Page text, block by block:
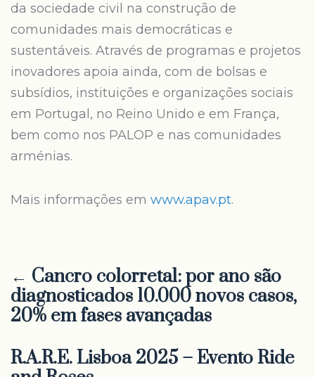
da sociedade civil na construção de
comunidades mais democráticas e
sustentáveis. Através de programas e projetos
inovadores apoia ainda, com de bolsas e
subsídios, instituições e organizações sociais
em Portugal, no Reino Unido e em França,
bem como nos PALOP e nas comunidades
arménias.
Mais informações em www.apav.pt.
← Cancro colorretal: por ano são
diagnosticados 10.000 novos casos,
20% em fases avançadas
R.A.R.E. Lisboa 2025 – Evento Ride